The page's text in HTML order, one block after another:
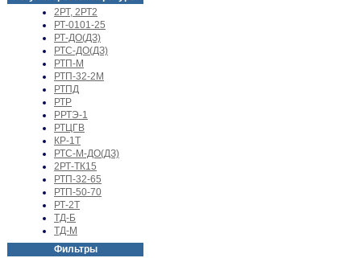
2РТ, 2РТ2
РТ-0101-25
РТ-ДО(ДЗ)
РТС-ДО(ДЗ)
РТП-М
РТП-32-2М
РТПД
РТР
РРТЭ-1
РТЦГВ
КР-1Т
РТС-М-ДО(ДЗ)
2РТ-ТК15
РТП-32-65
РТП-50-70
РТ-2Т
ТД-Б
ТД-М
Фильтры